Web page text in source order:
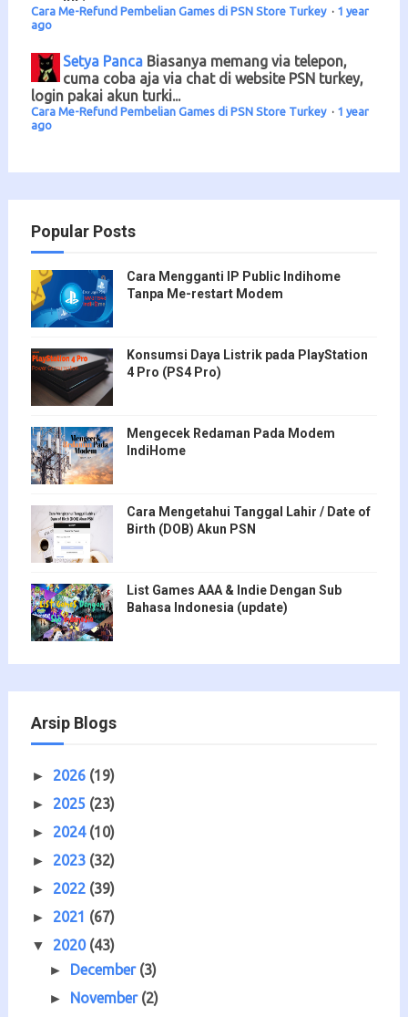
Cara Me-Refund Pembelian Games di PSN Store Turkey · 1 year
ago
Setya Panca Biasanya memang via telepon,
cuma coba aja via chat di website PSN turkey,
login pakai akun turki...
Cara Me-Refund Pembelian Games di PSN Store Turkey · 1 year
ago
Popular Posts
Cara Mengganti IP Public Indihome
Tanpa Me-restart Modem
Konsumsi Daya Listrik pada PlayStation
4 Pro (PS4 Pro)
Mengecek Redaman Pada Modem
IndiHome
Cara Mengetahui Tanggal Lahir / Date of
Birth (DOB) Akun PSN
List Games AAA & Indie Dengan Sub
Bahasa Indonesia (update)
Arsip Blogs
► 2026 (19)
► 2025 (23)
► 2024 (10)
► 2023 (32)
► 2022 (39)
► 2021 (67)
▼ 2020 (43)
► December (3)
► November (2)